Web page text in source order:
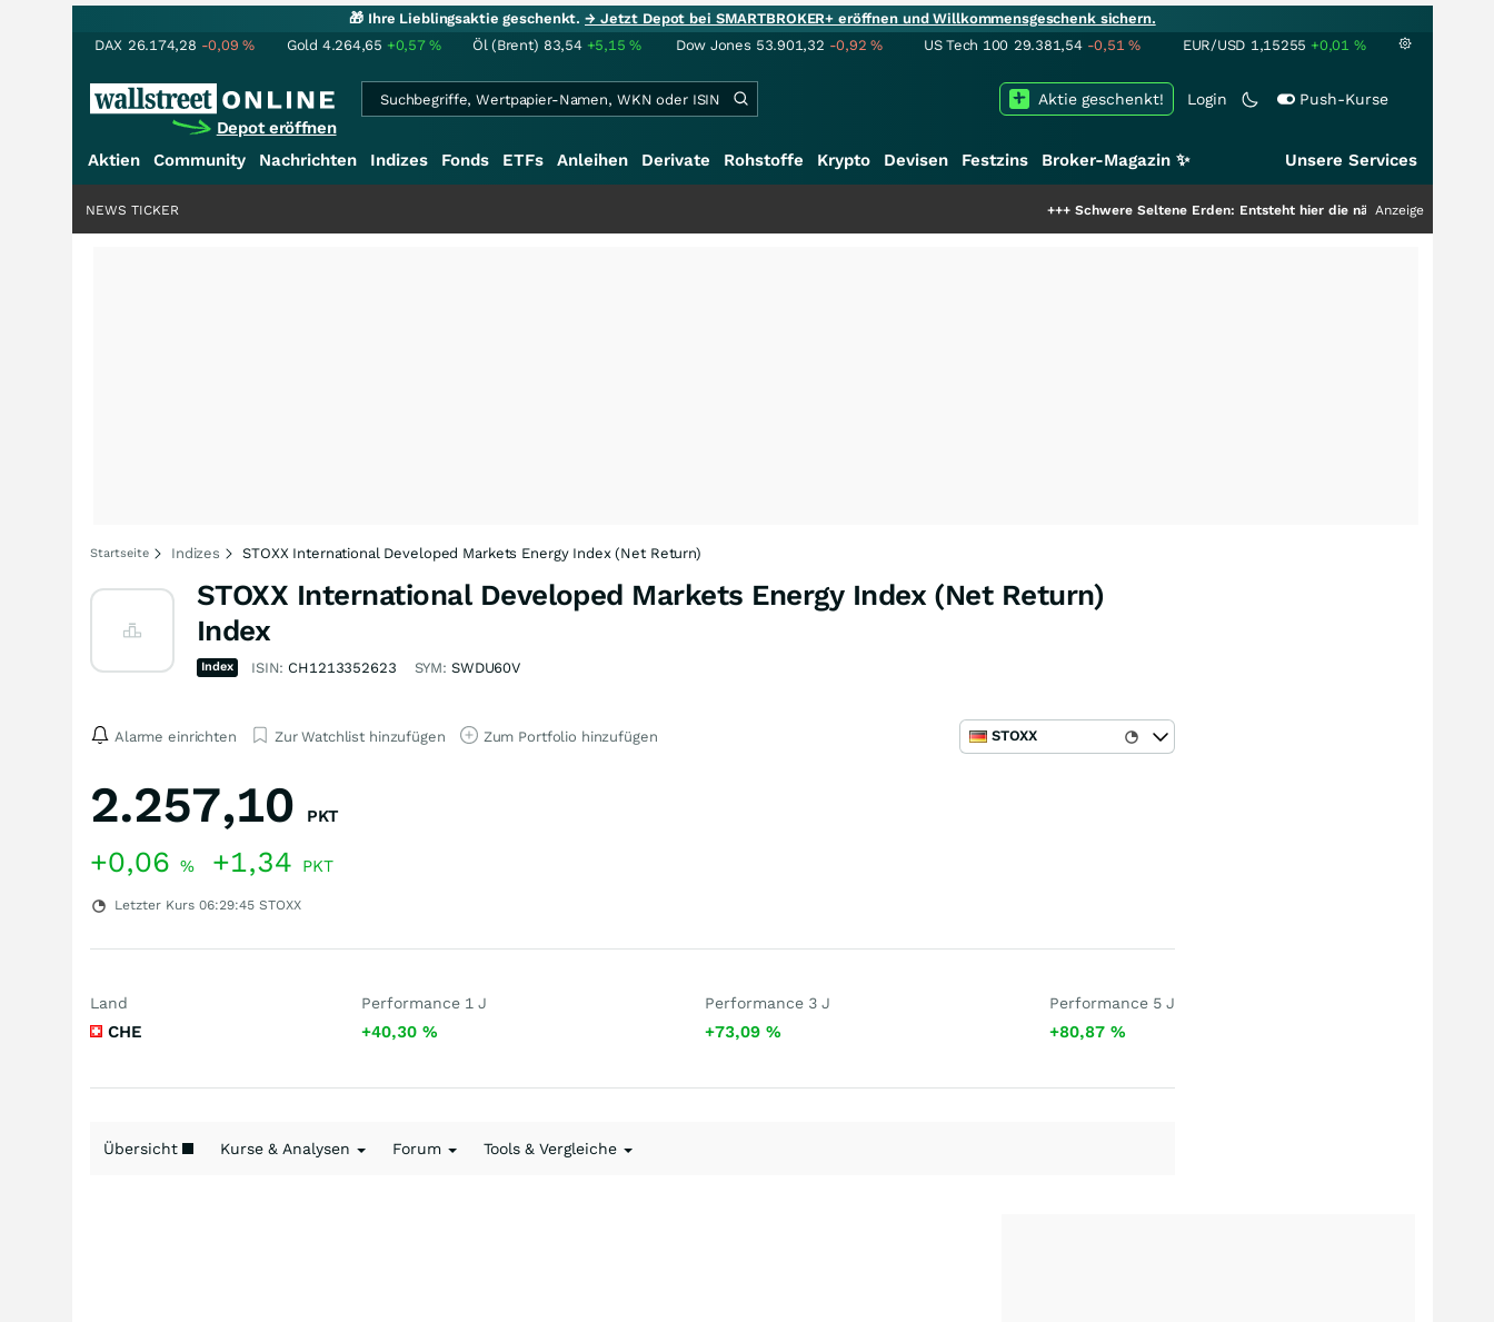
🎁 Ihre Lieblingsaktie geschenkt.→ Jetzt Depot bei SMARTBROKER+ eröffnen und Willkommensgeschenk sichern.
DAX 26.174,28 -0,09% Gold 4.264,65 +0,57% Öl (Brent) 83,54 +5,15% Dow Jones 53.901,32 -0,92% US Tech 100 29.381,54 -0,51% EUR/USD 1,15255 +0,01 %
Depot eröffnen
Login Push-Kurse
Aktie geschenkt!
Aktien Community Nachrichten Indizes Fonds ETFs Anleihen Derivate Rohstoffe Krypto Devisen Festzins Broker-Magazin ✨ Unsere Services
Schwere Seltene Erden: Entsteht hier die nächste Milliardenstory?
Anzeige
NEWS TICKER
Startseite Indizes STOXX International Developed Markets Energy Index (Net Return)
STOXX International Developed Markets Energy Index (Net Return)
Index
Index ISIN: CH1213352623 SYM: SWDU60V
Alarme einrichten Zur Watchlist hinzufügen Zum Portfolio hinzufügen STOXX
2.257,10 PKT
+0,06 % +1,34 PKT
Letzter Kurs 06:29:45 STOXX
Land
CHE
Performance 1 J
+40,30 %
Performance 3 J
+73,09%
Performance 5 J
+80,87 %
Übersicht Kurse & Analysen Forum Tools & Vergleiche